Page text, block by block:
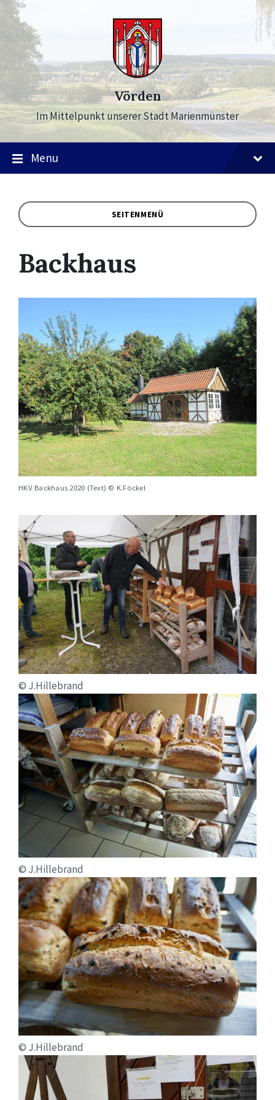
Skip
to
content
Skip
to
main
navigation
Skip
to
footer
Vörden
Im Mittelpunkt unserer Stadt Marienmünster
Menu
SEITENMENÜ
Backhaus
HKV Backhaus 2020 (Text) © K.Föckel
© J.Hillebrand
© J.Hillebrand
© J.Hillebrand